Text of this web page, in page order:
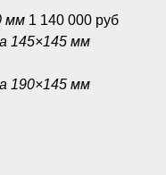
мм 1 140 000 руб
145×145 мм
190×145 мм